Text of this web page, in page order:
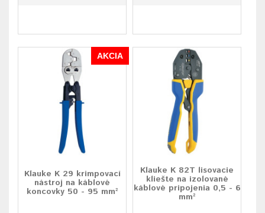
AKCIA
Klauke K 29 krimpovací
nástroj na káblové
koncovky 50 - 95 mm²
Klauke K 82T lisovacie
kliešte na izolované
káblové pripojenia 0,5 - 6
mm²